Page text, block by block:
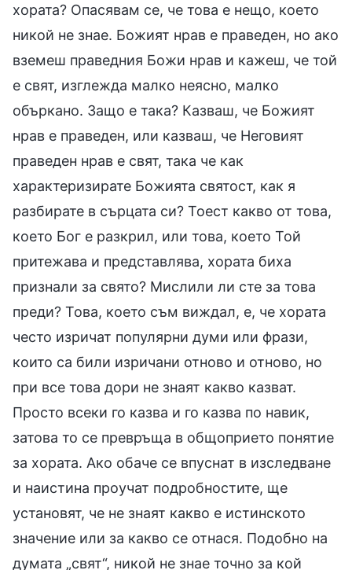
хората? Опасявам се, че това е нещо, което
никой не знае. Божият нрав е праведен, но ако
вземеш праведния Божи нрав и кажеш, че той
е свят, изглежда малко неясно, малко
объркано. Защо е така? Казваш, че Божият
нрав е праведен, или казваш, че Неговият
праведен нрав е свят, така че как
характеризирате Божията святост, как я
разбирате в сърцата си? Тоест какво от това,
което Бог е разкрил, или това, което Той
притежава и представлява, хората биха
признали за свято? Мислили ли сте за това
преди? Това, което съм виждал, е, че хората
често изричат популярни думи или фрази,
които са били изричани отново и отново, но
при все това дори не знаят какво казват.
Просто всеки го казва и го казва по навик,
затова то се превръща в общоприето понятие
за хората. Ако обаче се впуснат в изследване
и наистина проучат подробностите, ще
установят, че не знаят какво е истинското
значение или за какво се отнася. Подобно на
думата „свят“, никой не знае точно за кой